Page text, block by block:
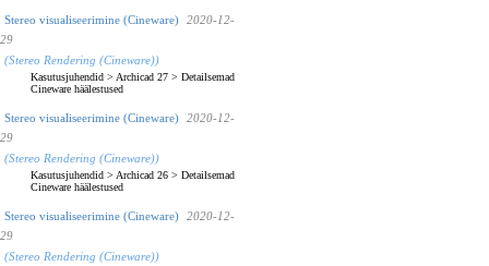
Stereo visualiseerimine (Cineware)
2020-12-
29
(Stereo Rendering (Cineware))
Kasutusjuhendid > Archicad 27 > Detailsemad
Cineware häälestused
Stereo visualiseerimine (Cineware)
2020-12-
29
(Stereo Rendering (Cineware))
Kasutusjuhendid > Archicad 26 > Detailsemad
Cineware häälestused
Stereo visualiseerimine (Cineware)
2020-12-
29
(Stereo Rendering (Cineware))